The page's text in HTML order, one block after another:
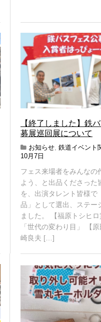
【終了しました】鉄
募展巡回展について
お知らせ, 鉄道イベント
10月7日
2
4
年
1
2
月
2
フェス来場者をみんなの
よう、と出品くださった
を、出演タレント皆様で
品」として選出、ステー
ました。 【福原トシヒ
「世代の変わり目」 【
崎良夫 […]